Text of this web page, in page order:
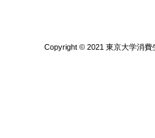
Copyright © 2021 東京大学消費